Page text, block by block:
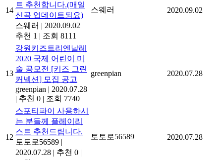
14
트 추천합니다.(매일
신곡 업데이트되요)
스웨러 | 2020.09.02 |
추천 1 | 조회 8111
스웨러 2020.09.02
13
강원키즈트리엔날레
2020 국제 어린이 미
술 공모전 [키즈 그린
커넥션] 모집 공고
greenpian | 2020.07.28
| 추천 0 | 조회 7740
greenpian 2020.07.28
12
스포티파이 사용하시
는 분들께 플레이리
스트 추천드립니다.
토토로56589 |
2020.07.28 | 추천 0 |
토토로56589 2020.07.28